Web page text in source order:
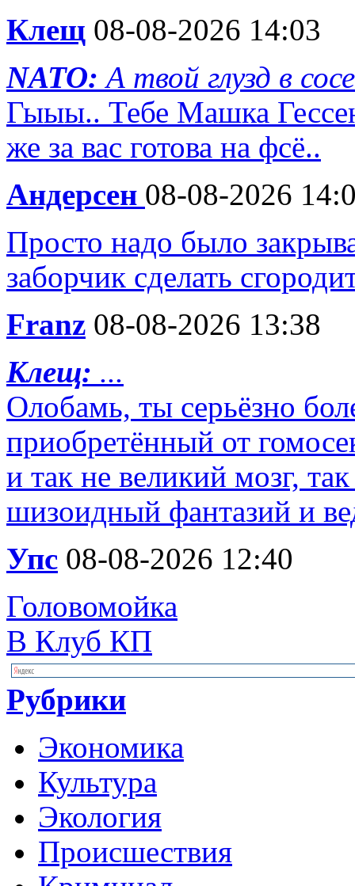
Клещ 08-08-2026 14:03
NATO:А твой глузд в
Гыыы.. Тебе Машка
же за вас готова на фсё..
Андерсен 08-08-2026
Просто надо было
заборчик сделать
Franz 08-08-2026 13:38
Клещ: ...
Олобамь, ты серьёзно
приобретённый от
и так не великий мозг,
шизоидный фантазий и
Упс 08-08-2026 12:40
Головомойка
В Клуб КП
Рубрики
Экономика
Культура
Экология
Происшествия